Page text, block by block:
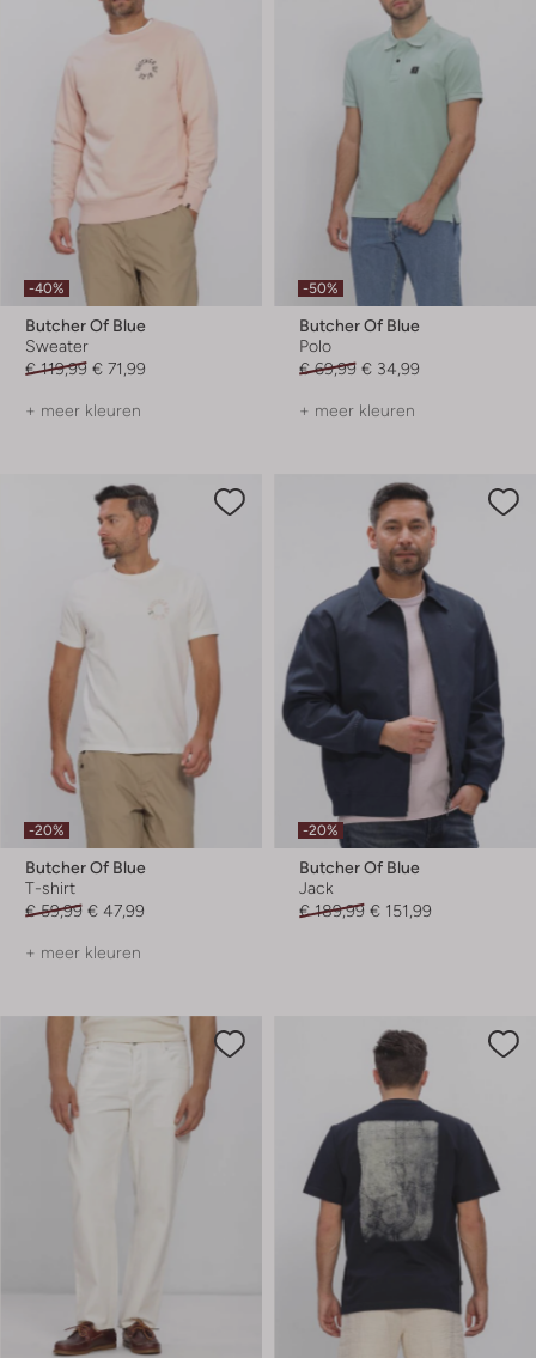
-40%
Butcher Of Blue
Sweater
€ 119,99 € 71,99
+ meer kleuren
-50%
Butcher Of Blue
Polo
€ 69,99 € 34,99
+ meer kleuren
-20%
Butcher Of Blue
T-shirt
€ 59,99 € 47,99
+ meer kleuren
-20%
Butcher Of Blue
Jack
€ 189,99 € 151,99